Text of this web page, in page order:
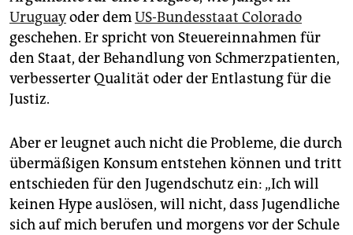
Uruguayoder demUS-Bundesstaat Colorado
geschehen. Er spricht von Steuereinnahmen für
den Staat, der Behandlung von Schmerzpatienten,
verbesserter Qualität oder der Entlastung für die
Justiz.
Aber er leugnet auch nicht die Probleme, die durch
übermäßigen Konsum entstehen können und tritt
entschieden für den Jugendschutz ein: „Ich will
keinen Hype auslösen, will nicht, dass Jugendliche
sich auf mich berufen und morgens vor der Schule